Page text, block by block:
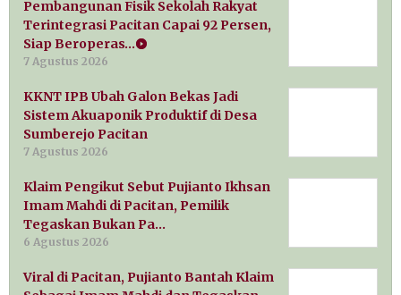
Pembangunan Fisik Sekolah Rakyat
Terintegrasi Pacitan Capai 92 Persen,
Siap Beroperas…
7 Agustus 2026
KKNT IPB Ubah Galon Bekas Jadi
Sistem Akuaponik Produktif di Desa
Sumberejo Pacitan
7 Agustus 2026
Klaim Pengikut Sebut Pujianto Ikhsan
Imam Mahdi di Pacitan, Pemilik
Tegaskan Bukan Pa…
6 Agustus 2026
Viral di Pacitan, Pujianto Bantah Klaim